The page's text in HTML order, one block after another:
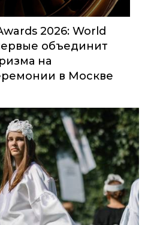
2026: World
объединит
на
в Москве